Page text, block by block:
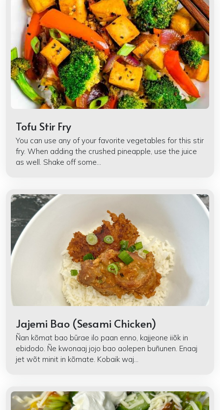
Tofu Stir Fry
You can use any of your favorite vegetables for this stir
fry. When adding the crushed pineapple, use the juice
as well. Shake off some...
Jajemi Bao (Sesami Chicken)
Ñan kõmat bao būrae ilo paan enno, kajjeone iiõk in
ebidodo. Ñe kwonaaj jojo bao aolepen buñunen. Enaaj
jet wõt minit in kõmate. Kobaik waj...